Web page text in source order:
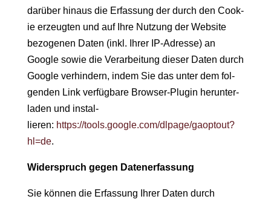
darüber hin­aus die Erfas­sung der durch den Cook­
ie erzeugten und auf Ihre Nutzung der Web­site
bezo­ge­nen Dat­en (inkl. Ihrer IP-Adresse) an
Google sowie die Ver­ar­beitung dieser Dat­en durch
Google ver­hin­dern, indem Sie das unter dem fol­
gen­den Link ver­füg­bare Brows­er-Plu­g­in herun­ter­
laden und instal­
lieren: https://tools.google.com/dlpage/gaoptout?
hl=de.
Wider­spruch gegen Datenerfassung
Sie kön­nen die Erfas­sung Ihrer Dat­en durch